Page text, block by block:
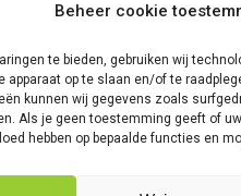
Beheer cookie
te bieden, gebruiken wij
apparaat op te slaan en/of te
kunnen wij gegevens zoals
Als je geen toestemming geeft of
hebben op bepaalde functies en